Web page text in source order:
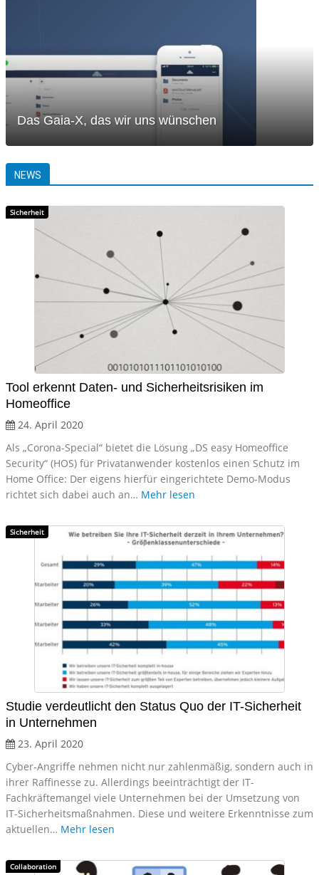
Das Gaia-X, das wir uns wünschen
NEWS
Sicherheit
Tool erkennt Daten- und Sicherheitsrisiken im
Homeoffice
24. April 2020
Als „Corona-Special“ bietet die Lösung „DS easy Homeoffice
Security“ (HOS) für Privatanwender kostenlos einen Schutz im
Home Office: Der eigens hierfür eingerichtete Demo-Modus
richtet sich dabei auch an… Mehr lesen
Sicherheit
Studie verdeutlicht den Status Quo der IT-Sicherheit
in Unternehmen
23. April 2020
Cyber-Angriffe nehmen nicht nur zahlenmäßig, sondern auch in
ihrer Raffinesse zu. Allerdings beeinträchtigt der IT-
Fachkräftemangel viele Unternehmen bei der Umsetzung von
IT-Sicherheitsmaßnahmen. Diese und weitere Erkenntnisse zum
aktuellen… Mehr lesen
Collaboration